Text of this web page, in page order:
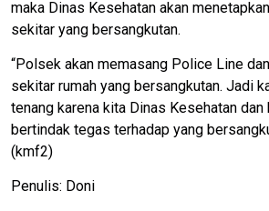
maka Dinas Kesehatan akan
sekitar yang bersangkutan.
“Polsek akan memasang Police Line
sekitar rumah yang bersangkutan. Jadi
tenang karena kita Dinas Kesehatan dan
bertindak tegas terhadap yang
(kmf2)
Penulis: Doni